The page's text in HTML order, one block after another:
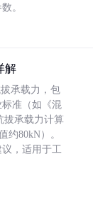
。
解
承载力，包
准（如《混
拔承载力计算
约80kN）。
，适用于工